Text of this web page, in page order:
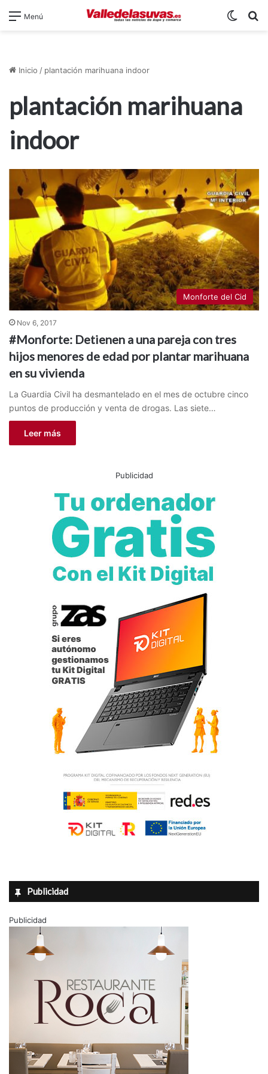
Menú
Inicio / plantación marihuana indoor
plantación marihuana
indoor
Monforte del Cid
Nov 6, 2017
#Monforte: Detienen a una pareja con tres
hijos menores de edad por plantar marihuana
en su vivienda
La Guardia Civil ha desmantelado en el mes de octubre cinco
puntos de producción y venta de drogas. Las siete…
Leer más
Publicidad
Publicidad
Publicidad